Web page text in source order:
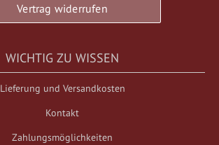
Vertrag widerrufen
WICHTIG ZU WISSEN
Lieferung und Versandkosten
Kontakt
Zahlungsmöglichkeiten